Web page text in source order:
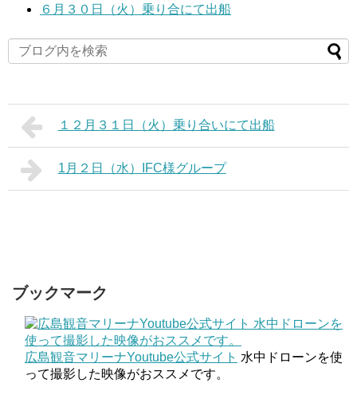
６月３０日（火）乗り合にて出船
１２月３１日（火）乗り合いにて出船
1月２日（水）IFC様グループ
ブックマーク
広島観音マリーナYoutube公式サイト 水中ドローンを使
って撮影した映像がおススメです。